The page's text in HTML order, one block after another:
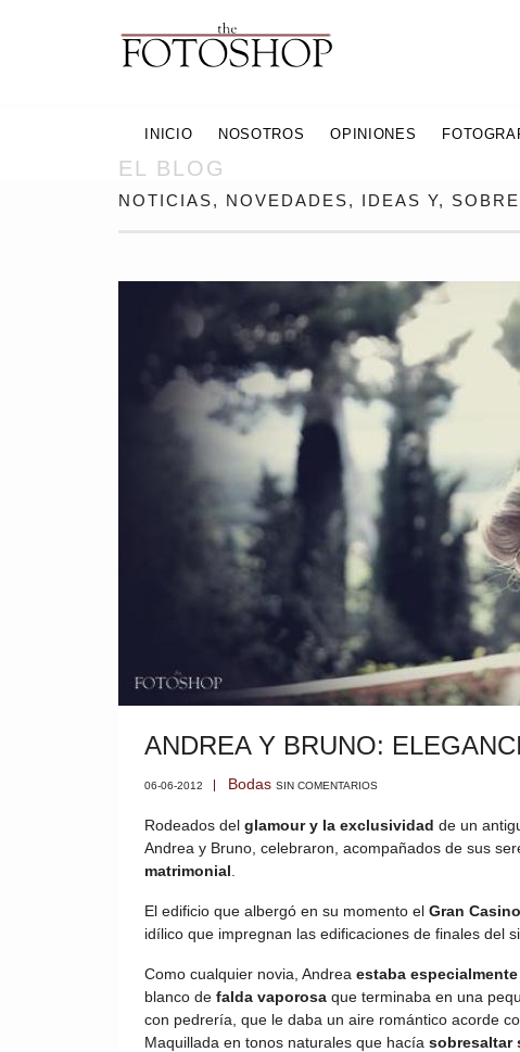
INICIO NOSOTROS OPINIONES
EL BLOG
NOTICIAS, NOVEDADES, IDEAS Y,
ANDREA Y BRUNO:
06-06-2012 Bodas SIN COMENTARIOS
Rodeados del glamour y la exclusividad de un
Andrea y Bruno, celebraron, acompañados de sus
matrimonial
El edificio que albergó en su momento el Gran
idílico que impregnan las edificaciones de finales del
Como cualquier novia, Andrea estaba
blanco de falda vaporosa que terminaba en una
con pedrería, que le daba un aire romántico acorde
Maquillada en tonos naturales que hacía sobresaltar